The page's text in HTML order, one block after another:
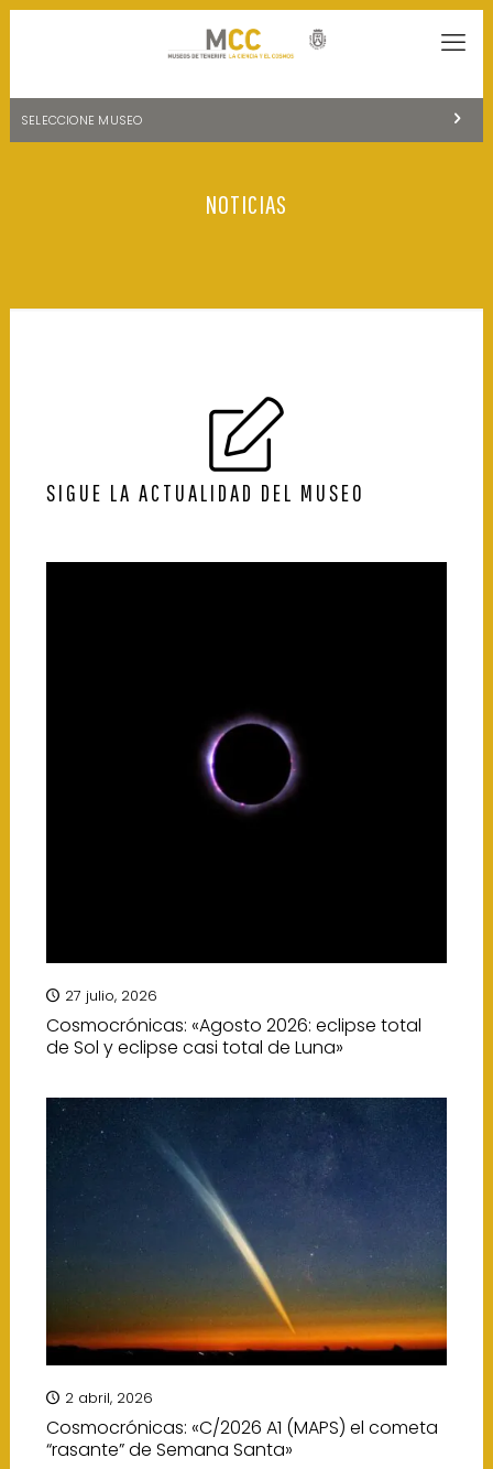
SELECCIONE MUSEO
NOTICIAS
SIGUE LA ACTUALIDAD DEL MUSEO
27 julio, 2026
Cosmocrónicas: «Agosto 2026: eclipse total
de Sol y eclipse casi total de Luna»
2 abril, 2026
Cosmocrónicas: «C/2026 A1 (MAPS) el cometa
“rasante” de Semana Santa»